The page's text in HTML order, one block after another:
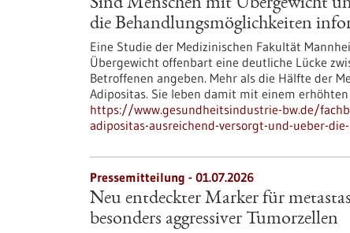
Sind Menschen mit Übergewicht
die Behandlungsmöglichkeiten
Eine Studie der Medizinischen Fakultät
Übergewicht offenbart eine deutliche Lücke
Betroffenen angeben. Mehr als die Hälfte der
Adipositas. Sie leben damit mit einem
https://www.gesundheitsindustrie-bw.de/
adipositas-ausreichend-versorgt-und-ueber-
Pressemitteilung - 01.07.2026
Neu entdeckter Marker für
besonders aggressiver Tumorzellen